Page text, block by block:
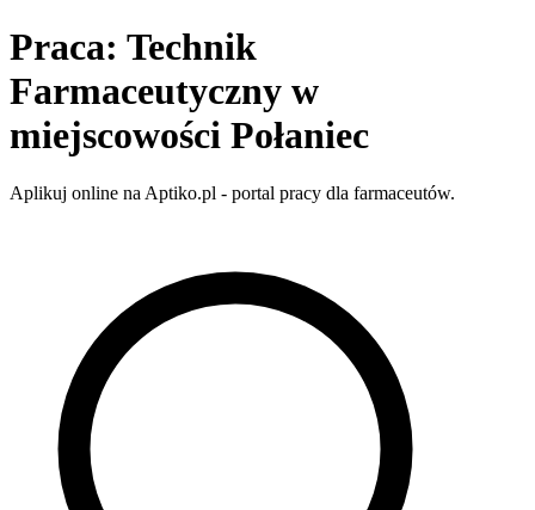
Praca: Technik
Farmaceutyczny w
miejscowości Połaniec
Aplikuj online na Aptiko.pl - portal pracy dla farmaceutów.